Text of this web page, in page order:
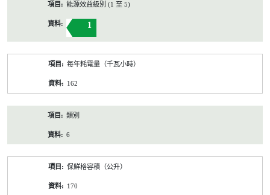
能源效益級別 (1 至 5)
1
每年耗電量（千瓦小時）
162
類別
6
保鮮格容積（公升）
170